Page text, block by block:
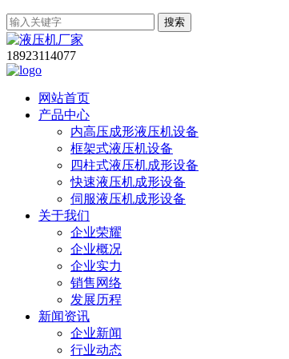
搜索
18923114077
网站首页
产品中心
内高压成形液压机设备
框架式液压机设备
四柱式液压机成形设备
快速液压机成形设备
伺服液压机成形设备
关于我们
企业荣耀
企业概况
企业实力
销售网络
发展历程
新闻资讯
企业新闻
行业动态